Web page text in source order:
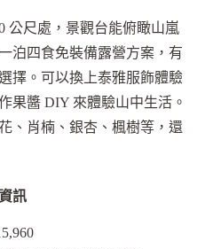
公尺處，景觀台能俯瞰山嵐
泊四食免裝備露營方案，有
擇。可以換上泰雅服飾體驗
果醬 DIY 來體驗山中生活。
、肖楠、銀杏、楓樹等，還
訊